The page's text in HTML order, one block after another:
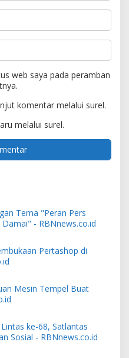
web saya pada peramban
komentar melalui surel.
melalui surel.
Tema "Peran Pers
- RBNnews.co.id
Pertashop di
Mesin Tempel Buat
ke-68, Satlantas
Sosial - RBNnews.co.id